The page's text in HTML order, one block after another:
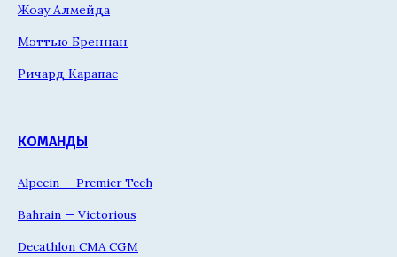
Жоау Алмейда
Мэттью Бреннан
Ричард Карапас
КОМАНДЫ
Alpecin — Premier Tech
Bahrain — Victorious
Decathlon CMA CGM